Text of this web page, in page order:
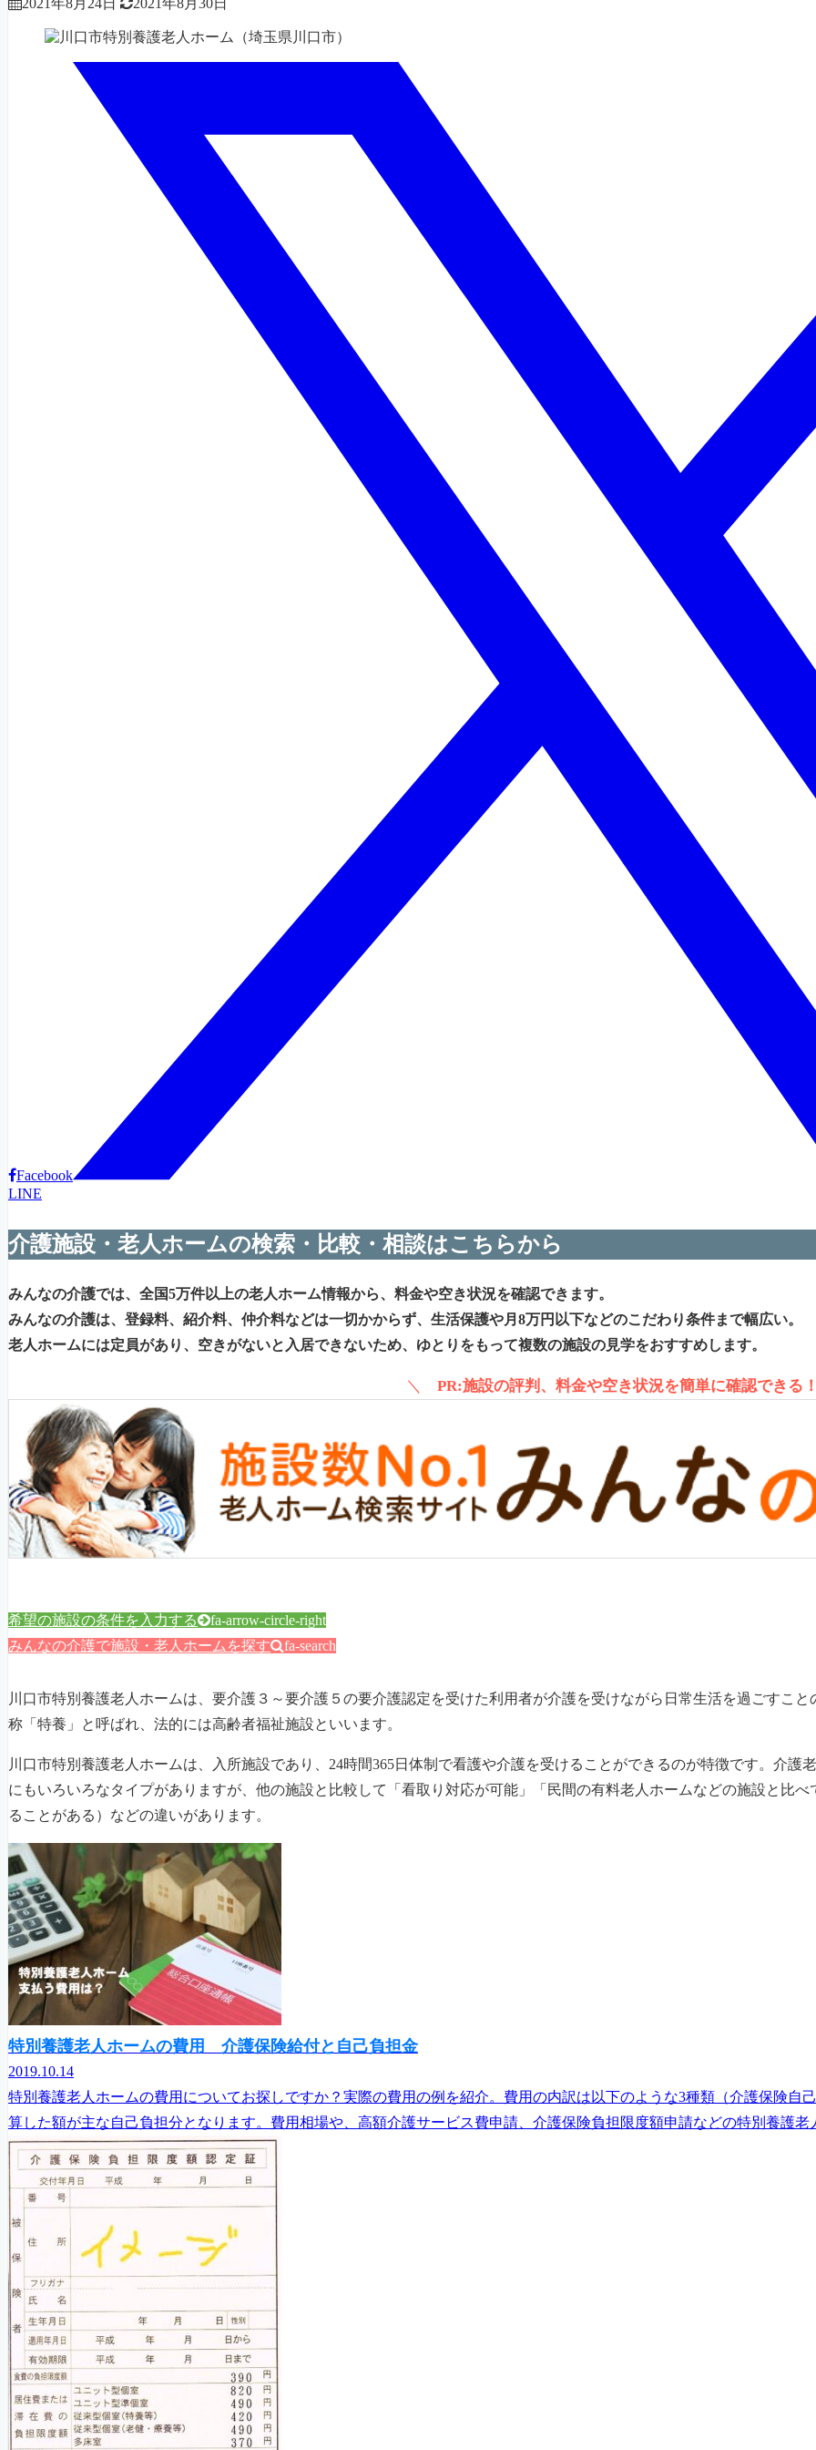
Facebook
LINE
介護施設・老人ホームの検索・比較・相談はこちらから
みんなの介護では、全国5万件以上の老人ホーム情報から、料金や空き状況を確認できます。
みんなの介護は、登録料、紹介料、仲介料などは一切かからず、生活保護や月8万円以下などのこだわり条件まで幅広い。
老人ホームには定員があり、空きがないと入居できないため、ゆとりをもって複数の施設の見学をおすすめします。
＼ PR:施設の評判、料金や空き状況を簡単に確認できる
希望の施設の条件を入力する fa-arrow-circle-right
みんなの介護で施設・老人ホームを探す fa-search
川口市特別養護老人ホームは、要介護３～要介護５の要介護認定を受けた利用者が介護を受けながら日常生活を過ごすこ
称「特養」と呼ばれ、法的には高齢者福祉施設といいます。
川口市特別養護老人ホームは、入所施設であり、24時間365日体制で看護や介護を受けることができるのが特徴です。介
にもいろいろなタイプがありますが、他の施設と比較して「看取り対応が可能」「民間の有料老人ホームなどの施設と比
ることがある）などの違いがあります。
特別養護老人ホームの費用 介護保険給付と自己負担金
2019.10.14
特別養護老人ホームの費用についてお探しですか？実際の費用の例を紹介。費用の内訳は以下のような3種類（介護保険自
算した額が主な自己負担分となります。費用相場や、高額介護サービス費申請、介護保険負担限度額申請などの特別養護老